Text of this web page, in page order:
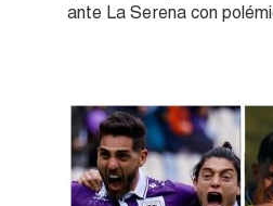
ante La Serena con